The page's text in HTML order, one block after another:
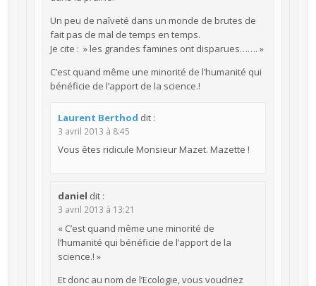
Un peu de naîveté dans un monde de brutes de
fait pas de mal de temps en temps.
Je cite : » les grandes famines ont disparues……. »
C’est quand même une minorité de l’humanité qui
bénéficie de l’apport de la science.!
Laurent Berthod dit :
3 avril 2013 à 8:45
Vous êtes ridicule Monsieur Mazet. Mazette !
daniel dit :
3 avril 2013 à 13:21
« C’est quand même une minorité de
l’humanité qui bénéficie de l’apport de la
science.! »
Et donc au nom de l’Ecologie, vous voudriez